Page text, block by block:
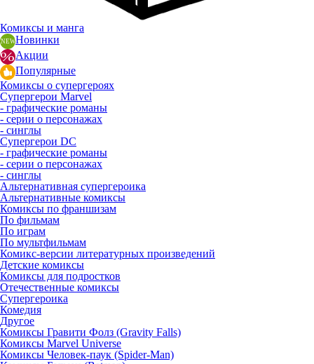
Комиксы и манга
Новинки
Акции
Популярные
Комиксы о супергероях
Супергерои Marvel
- графические романы
- серии о персонажах
- синглы
Супергерои DC
- графические романы
- серии о персонажах
- синглы
Альтернативная супергероика
Альтернативные комиксы
Комиксы по франшизам
По фильмам
По играм
По мультфильмам
Комикс-версии литературных произведений
Детские комиксы
Комиксы для подростков
Отечественные комиксы
Супергероика
Комедия
Другое
Комиксы Гравити Фолз (Gravity Falls)
Комиксы Marvel Universe
Комиксы Человек-паук (Spider-Man)